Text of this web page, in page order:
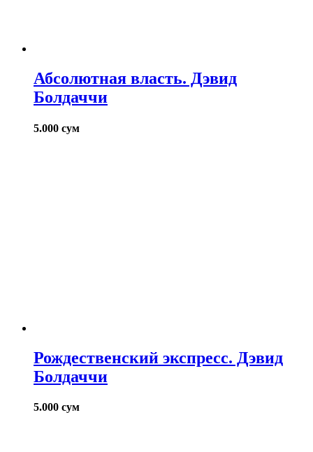
Абсолютная власть. Дэвид
Болдаччи
5.000 сум
Рождественский экспресс. Дэвид
Болдаччи
5.000 сум